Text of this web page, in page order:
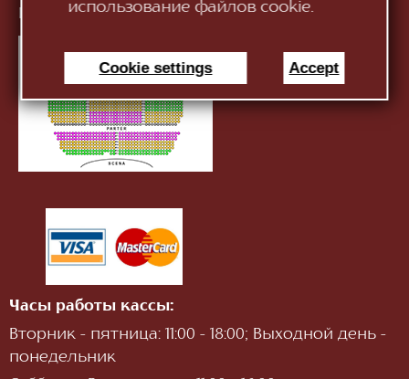
использование файлов cookie.
Cookie settings Accept
Информация:infotnob2@gmail.com
Часы работы кассы:
Вторник - пятница: 11:00 - 18:00; Выходной день -
понедельник